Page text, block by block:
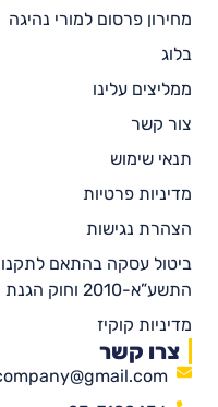
מחירון פרסום למורי נהיגה
בלוג
ממליצים עלינו
צור קשר
תנאי שימוש
מדיניות פרטיות
הצהרת נגישות
ביטול עסקה בהתאם
התשע”א-2010 וחוק הגנת הצרכן, התשמ”א-1981″
מדיניות קוקיז
צרו קשר